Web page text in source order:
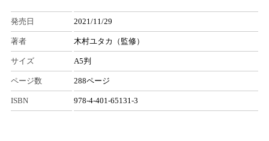
発売日 2021/11/29
著者 木村ユタカ（監修）
サイズ A5判
ページ数 288ページ
ISBN 978-4-401-65131-3